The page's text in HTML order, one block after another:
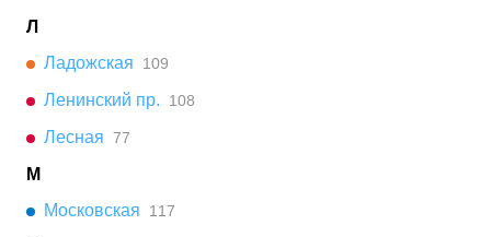
Л
Ладожская
109
Ленинский пр. 108
Лесная 77
М
Московская
117